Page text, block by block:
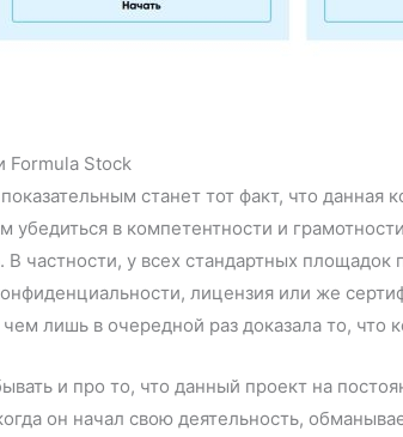
Formula Stock
станет тот факт, что
убедиться в компетентности и
В частности, у всех стандартных
лицензия или же
лишь в очередной раз доказала то, что
и про то, что данный проект на
он начал свою деятельность,